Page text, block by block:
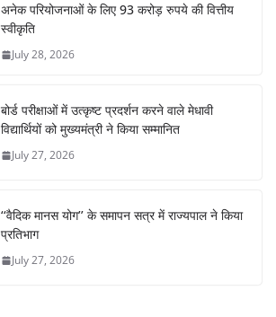
अनेक परियोजनाओं के लिए 93 करोड़ रुपये की वित्तीय
स्वीकृति
July 28, 2026
बोर्ड परीक्षाओं में उत्कृष्ट प्रदर्शन करने वाले मेधावी
विद्यार्थियों को मुख्यमंत्री ने किया सम्मानित
July 27, 2026
‘‘वैदिक मानस योग’’ के समापन सत्र में राज्यपाल ने किया
प्रतिभाग
July 27, 2026